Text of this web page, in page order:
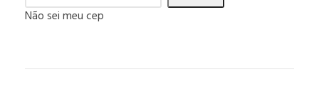
Não sei meu cep